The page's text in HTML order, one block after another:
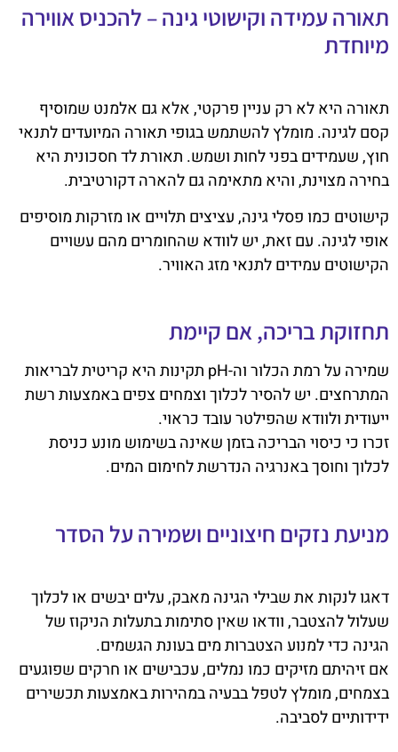
תאורה עמידה וקישוטי גינה – להכניס אווירה
מיוחדת
תאורה היא לא רק עניין פרקטי, אלא גם אלמנט שמוסיף
קסם לגינה. מומלץ להשתמש בגופי תאורה המיועדים לתנאי
חוץ, שעמידים בפני לחות ושמש. תאורת לד חסכונית היא
בחירה מצוינת, והיא מתאימה גם להארה דקורטיבית.
קישוטים כמו פסלי גינה, עציצים תלויים או מזרקות מוסיפים
אופי לגינה. עם זאת, יש לוודא שהחומרים מהם עשויים
הקישוטים עמידים לתנאי מזג האוויר.
תחזוקת בריכה, אם קיימת
שמירה על רמת הכלור וה-pH תקינות היא קריטית לבריאות
המתרחצים. יש להסיר לכלוך וצמחים צפים באמצעות רשת
ייעודית ולוודא שהפילטר עובד כראוי.
זכרו כי כיסוי הבריכה בזמן שאינה בשימוש מונע כניסת
לכלוך וחוסך באנרגיה הנדרשת לחימום המים.
מניעת נזקים חיצוניים ושמירה על הסדר
דאגו לנקות את שבילי הגינה מאבק, עלים יבשים או לכלוך
שעלול להצטבר, וודאו שאין סתימות בתעלות הניקוז של
הגינה כדי למנוע הצטברות מים בעונת הגשמים.
אם זיהיתם מזיקים כמו נמלים, עכבישים או חרקים שפוגעים
בצמחים, מומלץ לטפל בבעיה במהירות באמצעות תכשירים
ידידותיים לסביבה.